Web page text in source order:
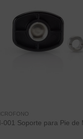
001 Soporte para Pie de